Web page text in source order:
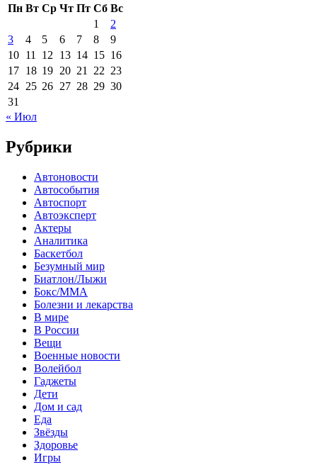
Пн Вт Ср Чт Пт Сб Вс
1
2
3
4 5 6 7 8
9
10 11 12 13 14 15 16
17 18 19 20 21 22 23
24 25 26 27 28 29 30
31
« Июл
Рубрики
Автоновости
Автособытия
Автоспорт
Автоэксперт
Актеры
Аналитика
Баскетбол
Безумный мир
Биатлон/Лыжи
Бокс/MMA
Болезни и лекарства
В мире
В России
Вещи
Военные новости
Волейбол
Гаджеты
Дети
Дом и сад
Еда
Звёзды
Здоровье
Игры